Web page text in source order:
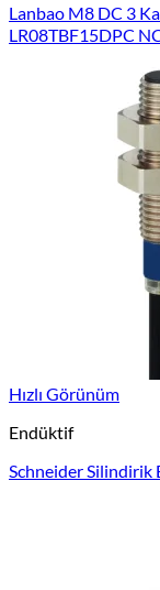
Lanbao M8 DC 3
LR08TBF15DPC
Hızlı Görünüm
Endüktif
Schneider